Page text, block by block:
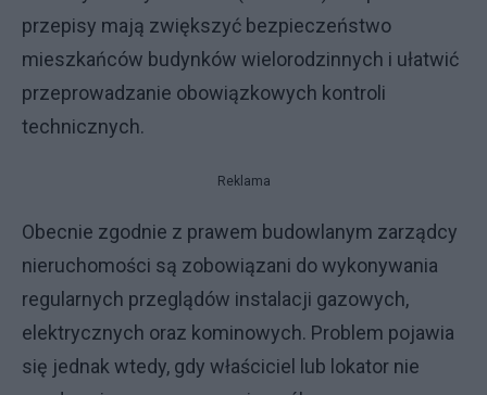
przepisy mają zwiększyć bezpieczeństwo
mieszkańców budynków wielorodzinnych i ułatwić
przeprowadzanie obowiązkowych kontroli
technicznych.
Reklama
Obecnie zgodnie z prawem budowlanym zarządcy
nieruchomości są zobowiązani do wykonywania
regularnych przeglądów instalacji gazowych,
elektrycznych oraz kominowych. Problem pojawia
się jednak wtedy, gdy właściciel lub lokator nie